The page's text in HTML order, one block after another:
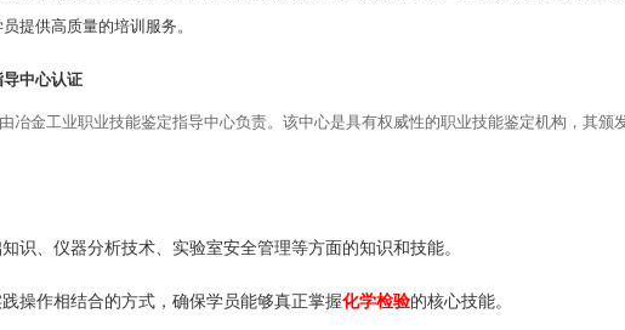
提供高质量的培训服务。
中心认证
冶金工业职业技能鉴定指导中心负责。该中心是具有权威性的职业技能鉴定机构，其颁
识、仪器分析技术、实验室安全管理等方面的知识和技能。
操作相结合的方式，确保学员能够真正掌握化学检验的核心技能。